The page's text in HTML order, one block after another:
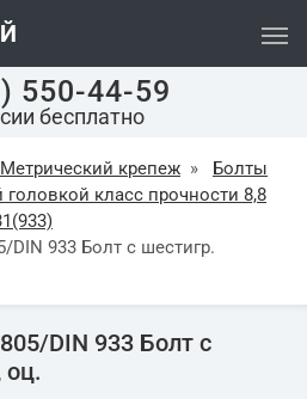
550-44-59
бесплатно
Метрический крепеж »
Болты
класс прочности 8,8
DIN 933 Болт с шестигр.
DIN 933 Болт с
оц.